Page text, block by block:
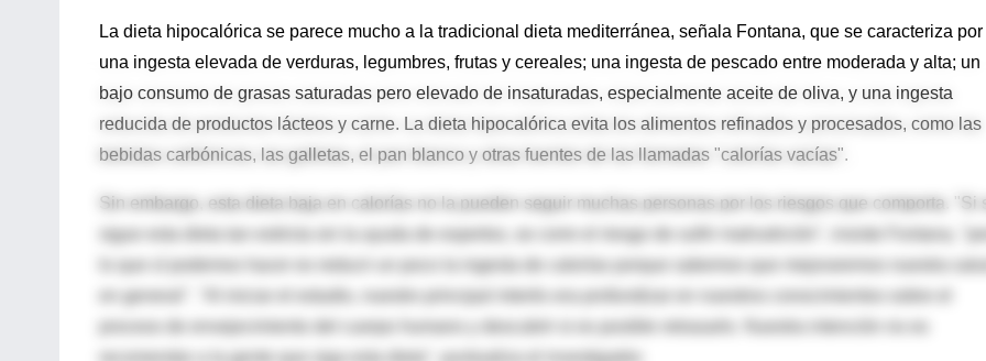
La dieta hipocalórica se parece mucho a la tradicional dieta mediterránea, señala Fontana, que se caracteriza por
una ingesta elevada de verduras, legumbres, frutas y cereales; una ingesta de pescado entre moderada y alta; un
bajo consumo de grasas saturadas pero elevado de insaturadas, especialmente aceite de oliva, y una ingesta
reducida de productos lácteos y carne. La dieta hipocalórica evita los alimentos refinados y procesados, como las
bebidas carbónicas, las galletas, el pan blanco y otras fuentes de las llamadas "calorías vacías".
Sin embargo, esta dieta baja en calorías no la pueden seguir muchas personas por los riesgos que comporta. "Si
sigue esta dieta tan estricta sin la ayuda de expertos, se corre el riesgo de sufrir malnutrición", insiste Fontana,
lo que sí podemos hacer es reducir un poco la ingesta de calorías porque sabemos que mejoraremos nuestra salud
en general". "Al iniciar el estudio, nuestro principal interés era profundizar en nuestros conocimientos sobre el
recomendar a la gente que siga esta dieta", puntualiza el investigador.